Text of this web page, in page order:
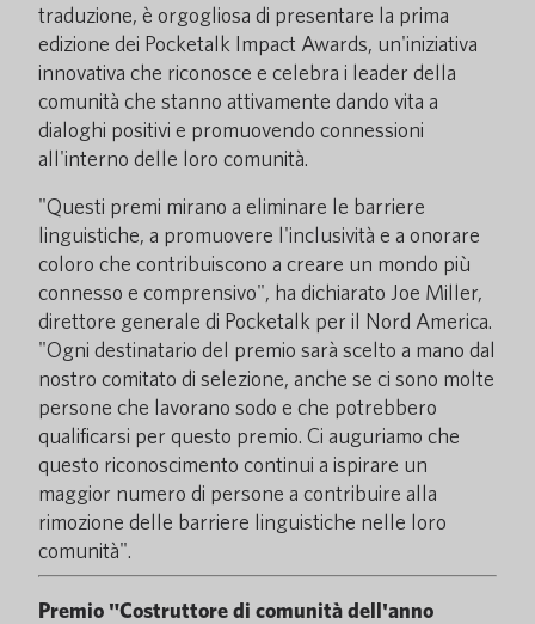
traduzione, è orgogliosa di presentare la prima
edizione dei Pocketalk Impact Awards, un'iniziativa
innovativa che riconosce e celebra i leader della
comunità che stanno attivamente dando vita a
dialoghi positivi e promuovendo connessioni
all'interno delle loro comunità.
"Questi premi mirano a eliminare le barriere
linguistiche, a promuovere l'inclusività e a onorare
coloro che contribuiscono a creare un mondo più
connesso e comprensivo", ha dichiarato Joe Miller,
direttore generale di Pocketalk per il Nord America.
"Ogni destinatario del premio sarà scelto a mano dal
nostro comitato di selezione, anche se ci sono molte
persone che lavorano sodo e che potrebbero
qualificarsi per questo premio. Ci auguriamo che
questo riconoscimento continui a ispirare un
maggior numero di persone a contribuire alla
rimozione delle barriere linguistiche nelle loro
comunità".
Premio "Costruttore di comunità dell'anno